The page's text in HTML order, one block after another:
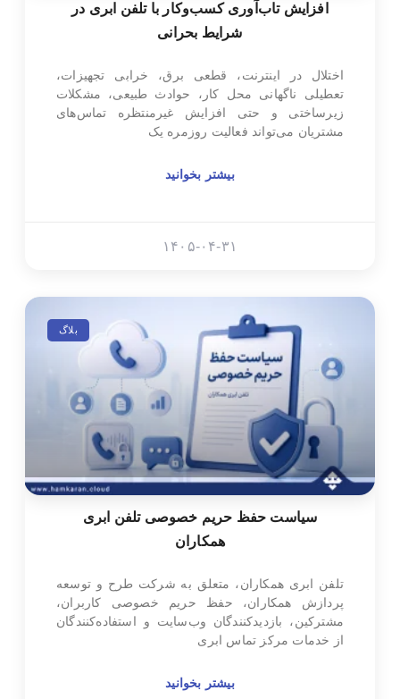
افزایش تاب‌آوری کسب‌وکار با تلفن ابری در
شرایط بحرانی
اختلال در اینترنت، قطعی برق، خرابی تجهیزات،
تعطیلی ناگهانی محل کار، حوادث طبیعی، مشکلات
زیرساختی و حتی افزایش غیرمنتظره تماس‌های
مشتریان می‌تواند فعالیت روزمره یک
بیشتر بخوانید
۱۴۰۵-۰۴-۳۱
بلاگ
سیاست حفظ حریم خصوصی تلفن ابری
همکاران
تلفن ابری همکاران، متعلق به شرکت طرح و توسعه
پردازش همکاران، حفظ حریم خصوصی کاربران،
مشترکین، بازدیدکنندگان وب‌سایت و استفاده‌کنندگان
از خدمات مرکز تماس ابری
بیشتر بخوانید